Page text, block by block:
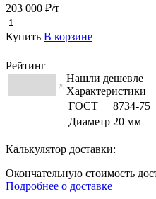
203 000 ₽/т
Купить В корзине
Рейтинг
(0)
Нашли дешевле
Характеристики
ГОСТ
8734-75
Диаметр 20 мм
Калькулятор доставки:
Окончательную стоимость
Подробнее о доставке